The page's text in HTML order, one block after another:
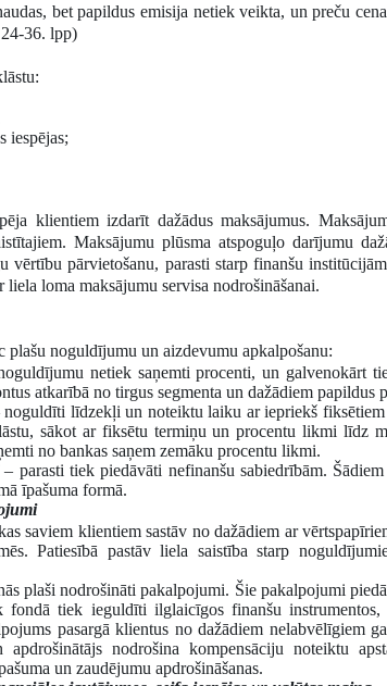
bet papildus emisija netiek veikta, un preču
36. lpp)
iespējas;
klientiem izdarīt dažādus maksājumus.
Maksājumu plūsma atspoguļo darījumu
pārvietošanu, parasti starp finanšu
loma maksājumu servisa nodrošināšanai.
plašu noguldījumu un aizdevumu apkalpošanu:
netiek saņemti procenti, un galvenokārt
atkarībā no tirgus segmenta un dažādiem papildus
līdzekļi un noteiktu laiku ar iepriekš
sākot ar fiksētu termiņu un procentu likmi līdz
no bankas saņem zemāku procentu likmi.
parasti tiek piedāvāti nefinanšu sabiedrībām.
īpašuma formā.
saviem klientiem sastāv no dažādiem ar
Patiesībā pastāv liela saistība starp
plaši nodrošināti pakalpojumi. Šie pakalpojumi
tiek ieguldīti ilglaicīgos finanšu instrumentos,
pasargā klientus no dažādiem nelabvēlīgiem
apdrošinātājs nodrošina kompensāciju noteiktu
un zaudējumu apdrošināšanas.